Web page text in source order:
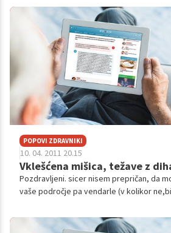
se je zara...
POPOVI ZDRAVNIKI
10. 04. 2011 20.15
Vklešćena mišica, težave z
Pozdravljeni. sicer nisem prepričan, da
vaše področje pa vendarle (v kolikor
v križu, kot ...